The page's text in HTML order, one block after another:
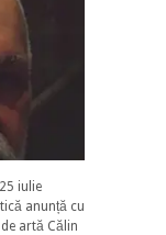
iulie
anunță cu
artă Călin